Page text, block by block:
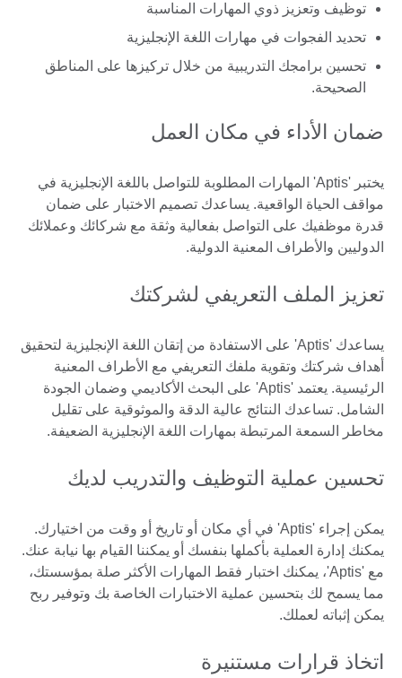
توظيف وتعزيز ذوي المهارات المناسبة
تحديد الفجوات في مهارات اللغة الإنجليزية
تحسين برامجك التدريبية من خلال تركيزها على المناطق
الصحيحة.
ضمان الأداء في مكان العمل
يختبر 'Aptis' المهارات المطلوبة للتواصل باللغة الإنجليزية في
مواقف الحياة الواقعية. يساعدك تصميم الاختبار على ضمان
قدرة موظفيك على التواصل بفعالية وثقة مع شركائك وعملائك
الدوليين والأطراف المعنية الدولية.
تعزيز الملف التعريفي لشركتك
يساعدك 'Aptis' على الاستفادة من إتقان اللغة الإنجليزية لتحقيق
أهداف شركتك وتقوية ملفك التعريفي مع الأطراف المعنية
الرئيسية. يعتمد 'Aptis' على البحث الأكاديمي وضمان الجودة
الشامل. تساعدك النتائج عالية الدقة والموثوقية على تقليل
مخاطر السمعة المرتبطة بمهارات اللغة الإنجليزية الضعيفة.
تحسين عملية التوظيف والتدريب لديك
يمكن إجراء 'Aptis' في أي مكان أو تاريخ أو وقت من اختيارك.
يمكنك إدارة العملية بأكملها بنفسك أو يمكننا القيام بها نيابة عنك.
مع 'Aptis'، يمكنك اختبار فقط المهارات الأكثر صلة بمؤسستك،
مما يسمح لك بتحسين عملية الاختبارات الخاصة بك وتوفير ربح
يمكن إثباته لعملك.
اتخاذ قرارات مستنيرة